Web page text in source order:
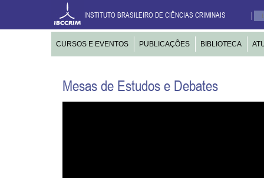
INSTITUTO BRASILEIRO DE CIÊNCIAS CRIMINAIS
CURSOS E EVENTOS PUBLICAÇÕES BIBLIOTECA
Mesas de Estudos e Debates